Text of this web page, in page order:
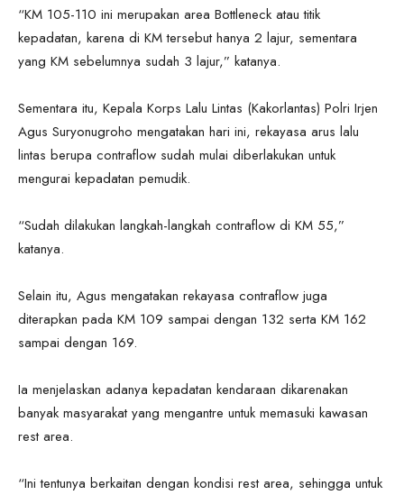
“KM 105-110 ini merupakan area Bottleneck atau titik
kepadatan, karena di KM tersebut hanya 2 lajur, sementara
yang KM sebelumnya sudah 3 lajur,” katanya.
Sementara itu, Kepala Korps Lalu Lintas (Kakorlantas) Polri Irjen
Agus Suryonugroho mengatakan hari ini, rekayasa arus lalu
lintas berupa contraflow sudah mulai diberlakukan untuk
mengurai kepadatan pemudik.
“Sudah dilakukan langkah-langkah contraflow di KM 55,”
katanya.
Selain itu, Agus mengatakan rekayasa contraflow juga
diterapkan pada KM 109 sampai dengan 132 serta KM 162
sampai dengan 169.
Ia menjelaskan adanya kepadatan kendaraan dikarenakan
banyak masyarakat yang mengantre untuk memasuki kawasan
rest area.
“Ini tentunya berkaitan dengan kondisi rest area, sehingga untuk